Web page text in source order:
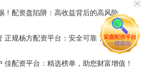
！配资盘陷阱：高收益背后的高风险。
正规杨方配资平台：安全可靠，助您投资！
佳配资平台：精选榜单，助您财富增值！